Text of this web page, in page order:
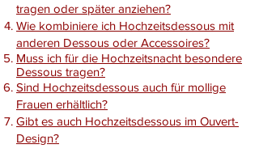
tragen oder später anziehen?
Wie kombiniere ich Hochzeitsdessous mit
anderen Dessous oder Accessoires?
Muss ich für die Hochzeitsnacht besondere
Dessous tragen?
Sind Hochzeitsdessous auch für mollige
Frauen erhältlich?
Gibt es auch Hochzeitsdessous im Ouvert-
Design?